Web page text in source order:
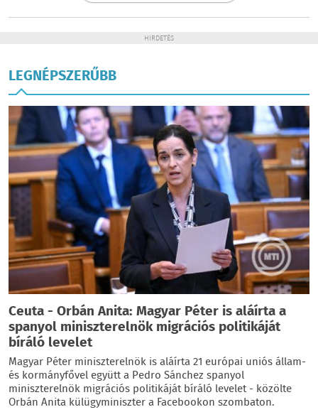
HIRDETÉS
LEGNÉPSZERŰBB
Ceuta - Orbán Anita: Magyar Péter is aláírta a
spanyol miniszterelnök migrációs politikáját
bíráló levelet
Magyar Péter miniszterelnök is aláírta 21 európai uniós állam-
és kormányfővel együtt a Pedro Sánchez spanyol
miniszterelnök migrációs politikáját bíráló levelet - közölte
Orbán Anita külügyminiszter a Facebookon szombaton.